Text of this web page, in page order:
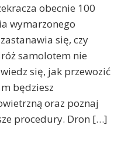
obecnie 100
wymarzonego
się, czy
samolotem nie
się, jak przewozić
będziesz
oraz poznaj
procedury. Dron […]